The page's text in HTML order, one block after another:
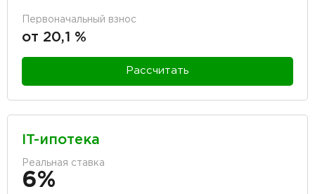
Первоначальный взнос
от 20,1 %
Рассчитать
IT-ипотека
Реальная ставка
6%